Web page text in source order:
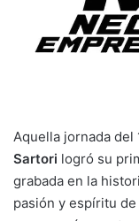
Aquella jornada del
Sartori logró su
grabada en la
pasión y espíritu